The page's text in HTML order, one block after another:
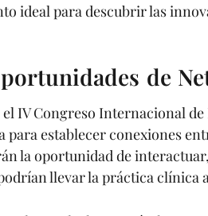
ideal para descubrir las
de
IV Congreso Internacional
establecer conexiones
la oportunidad de
llevar la práctica clínica